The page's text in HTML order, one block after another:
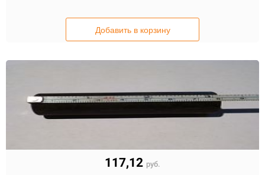
Добавить в корзину
117,12 руб.